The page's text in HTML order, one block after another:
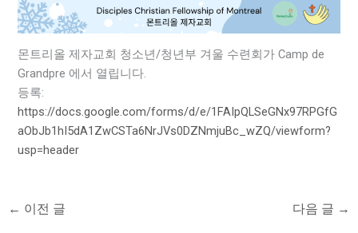
몬트리올 제자교회 청소년/청년부 겨울 수련회가 Camp de
Grandpre 에서 열립니다.
등록:
https://docs.google.com/forms/d/e/1FAIpQLSeGNx97RPGfG
aObJb1hI5dA1ZwCSTa6NrJVs0DZNmjuBc_wZQ/viewform?
usp=header
← 이전 글 다음 글 →